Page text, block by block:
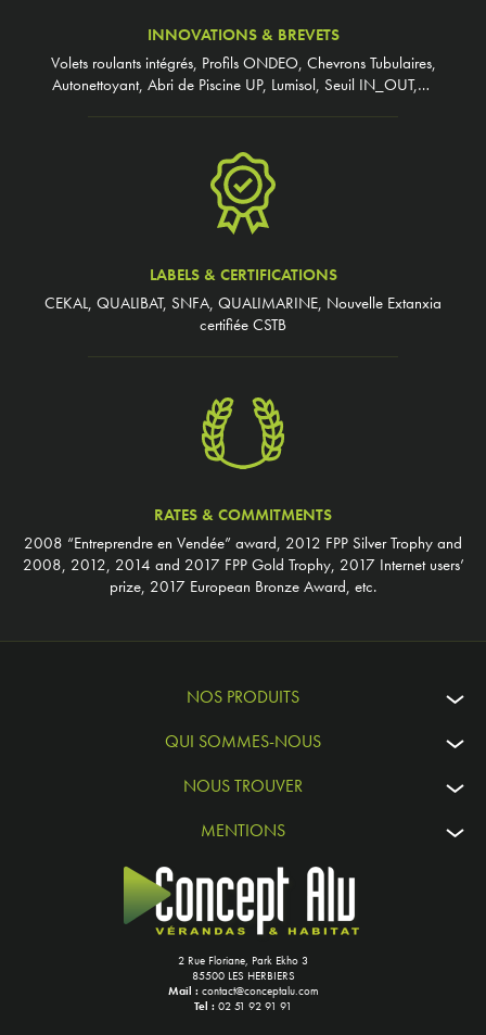
INNOVATIONS & BREVETS
Volets roulants intégrés, Profils ONDEO, Chevrons Tubulaires,
Autonettoyant, Abri de Piscine UP, Lumisol, Seuil IN_OUT,…
LABELS & CERTIFICATIONS
CEKAL, QUALIBAT, SNFA, QUALIMARINE, Nouvelle Extanxia
certifiée CSTB
RATES & COMMITMENTS
2008 “Entreprendre en Vendée” award, 2012 FPP Silver Trophy and
2008, 2012, 2014 and 2017 FPP Gold Trophy, 2017 Internet users’
prize, 2017 European Bronze Award, etc.
NOS PRODUITS
QUI SOMMES-NOUS
NOUS TROUVER
MENTIONS
2 Rue Floriane, Park Ekho 3
85500 LES HERBIERS
Mail : contact@conceptalu.com
Tel : 02 51 92 91 91